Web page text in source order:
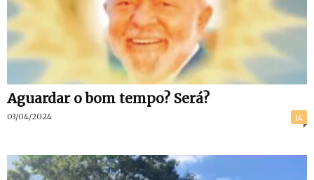
Aguardar o bom tempo? Será?
03/04/2024 14